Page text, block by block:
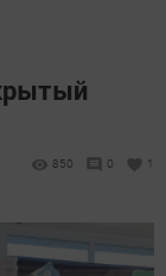
850 0 1